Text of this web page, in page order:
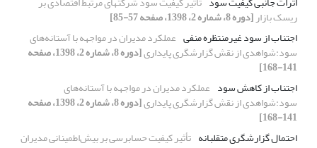
ریسک بازار[دوره 8، شماره 2، 1398، صفحه 57-85]
اجتناب از سود غیرمنتظره منفی عملکرد مدیران در مواجهه با آستانه‌های
سود:شواهدی از نقش گزارشگری پایداری [دوره 8، شماره 2، 1398، صفحه
141-168]
اجتناب از کاهش سود عملکرد مدیران در مواجهه با آستانه‌های
سود:شواهدی از نقش گزارشگری پایداری [دوره 8، شماره 2، 1398، صفحه
141-168]
احتمال گزارشگری متقلبانه تأثیر کیفیت حسابرسی بر بیش‌اطمینانی مدیران